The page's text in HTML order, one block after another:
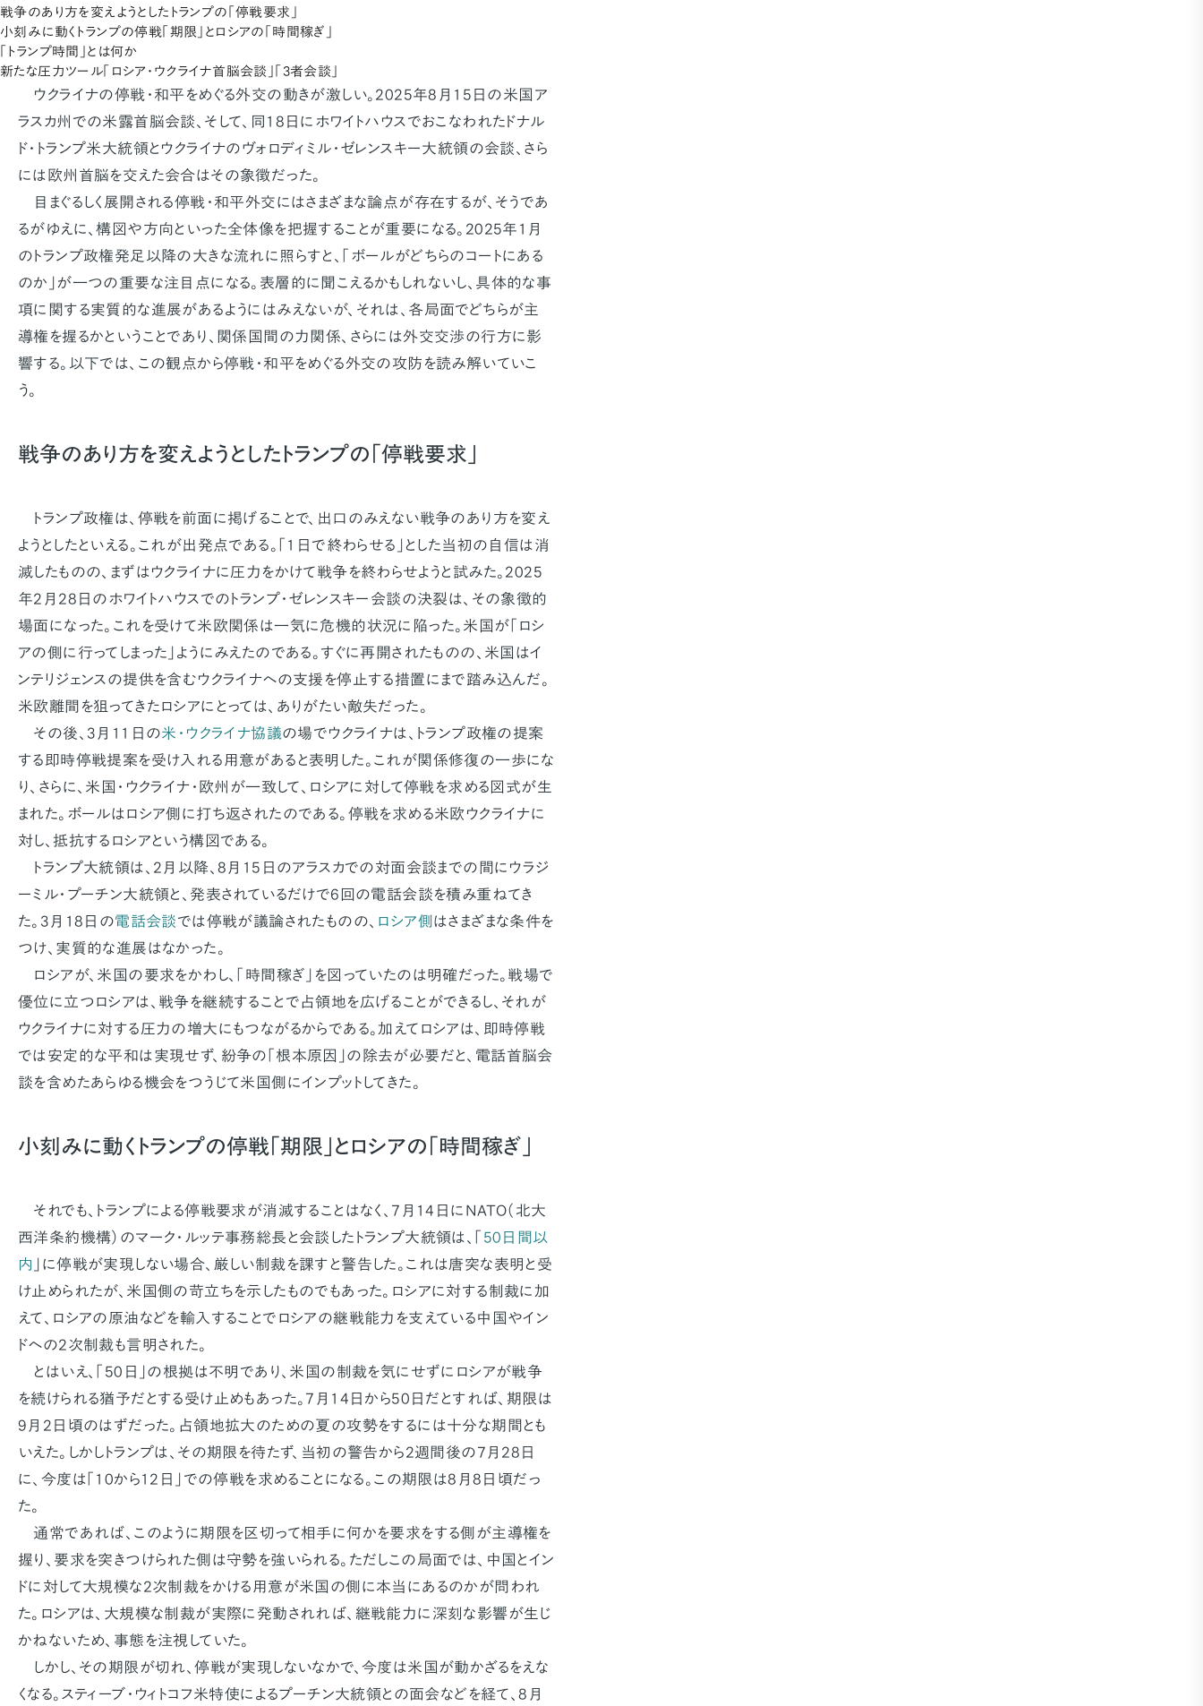
戦争のあり方を変えようとしたトランプの「停戦要求」
小刻みに動くトランプの停戦「期限」とロシアの「時間稼ぎ」
「トランプ時間」とは何か
新たな圧力ツール「ロシア・ウクライナ首脳会談」「3者会談」
ウクライナの停戦・和平をめぐる外交の動きが激しい。2025年8月15日の米国ア
ラスカ州での米露首脳会談、そして、同18日にホワイトハウスでおこなわれたドナル
ド・トランプ米大統領とウクライナのヴォロディミル・ゼレンスキー大統領の会談、さら
には欧州首脳を交えた会合はその象徴だった。
目まぐるしく展開される停戦・和平外交にはさまざまな論点が存在するが、そうであ
るがゆえに、構図や方向といった全体像を把握することが重要になる。2025年1月
のトランプ政権発足以降の大きな流れに照らすと、「ボールがどちらのコートにある
のか」が一つの重要な注目点になる。表層的に聞こえるかもしれないし、具体的な事
項に関する実質的な進展があるようにはみえないが、それは、各局面でどちらが主
導権を握るかということであり、関係国間の力関係、さらには外交交渉の行方に影
響する。以下では、この観点から停戦・和平をめぐる外交の攻防を読み解いていこ
う。
戦争のあり方を変えようとしたトランプの「停戦要求」
トランプ政権は、停戦を前面に掲げることで、出口のみえない戦争のあり方を変え
ようとしたといえる。これが出発点である。「1日で終わらせる」とした当初の自信は消
滅したものの、まずはウクライナに圧力をかけて戦争を終わらせようと試みた。2025
年2月28日のホワイトハウスでのトランプ・ゼレンスキー会談の決裂は、その象徴的
場面になった。これを受けて米欧関係は一気に危機的状況に陥った。米国が「ロシ
アの側に行ってしまった」ようにみえたのである。すぐに再開されたものの、米国はイ
ンテリジェンスの提供を含むウクライナへの支援を停止する措置にまで踏み込んだ。
米欧離間を狙ってきたロシアにとっては、ありがたい敵失だった。
その後、3月11日の米・ウクライナ協議の場でウクライナは、トランプ政権の提案
する即時停戦提案を受け入れる用意があると表明した。これが関係修復の一歩にな
り、さらに、米国・ウクライナ・欧州が一致して、ロシアに対して停戦を求める図式が生
まれた。ボールはロシア側に打ち返されたのである。停戦を求める米欧ウクライナに
対し、抵抗するロシアという構図である。
トランプ大統領は、2月以降、8月15日のアラスカでの対面会談までの間にウラジ
ーミル・プーチン大統領と、発表されているだけで6回の電話会談を積み重ねてき
た。3月18日の電話会談では停戦が議論されたものの、 ロシア側 はさまざまな条件を
つけ、実質的な進展はなかった。
ロシアが、米国の要求をかわし、「時間稼ぎ」を図っていたのは明確だった。戦場で
優位に立つロシアは、戦争を継続することで占領地を広げることができるし、それが
ウクライナに対する圧力の増大にもつながるからである。加えてロシアは、即時停戦
では安定的な平和は実現せず、紛争の「根本原因」の除去が必要だと、電話首脳会
談を含めたあらゆる機会をつうじて米国側にインプットしてきた。
小刻みに動くトランプの停戦「期限」とロシアの「時間稼ぎ」
それでも、トランプによる停戦要求が消滅することはなく、7月14日にNATO（北大
西洋条約機構）のマーク・ルッテ事務総長と会談したトランプ大統領は、「 50日間以
内
」に停戦が実現しない場合、厳しい制裁を課すと警告した。これは唐突な表明と受
け止められたが、米国側の苛立ちを示したものでもあった。ロシアに対する制裁に加
えて、ロシアの原油などを輸入することでロシアの継戦能力を支えている中国やイン
ドへの2次制裁も言明された。
とはいえ、「50日」の根拠は不明であり、米国の制裁を気にせずにロシアが戦争
を続けられる猶予だとする受け止めもあった。7月14日から50日だとすれば、期限は
9月2日頃のはずだった。占領地拡大のための夏の攻勢をするには十分な期間とも
いえた。しかしトランプは、その期限を待たず、当初の警告から2週間後の7月28日
に、今度は「10から12日」での停戦を求めることになる。この期限は8月8日頃だっ
た。
通常であれば、このように期限を区切って相手に何かを要求をする側が主導権を
握り、要求を突きつけられた側は守勢を強いられる。ただしこの局面では、中国とイン
ドに対して大規模な2次制裁をかける用意が米国の側に本当にあるのかが問われ
た。ロシアは、大規模な制裁が実際に発動されれば、継戦能力に深刻な影響が生じ
かねないため、事態を注視していた。
しかし、その期限が切れ、停戦が実現しないなかで、今度は米国が動かざるをえな
くなる。スティーブ・ウィトコフ米特使によるプーチン大統領との面会などを経て、8月